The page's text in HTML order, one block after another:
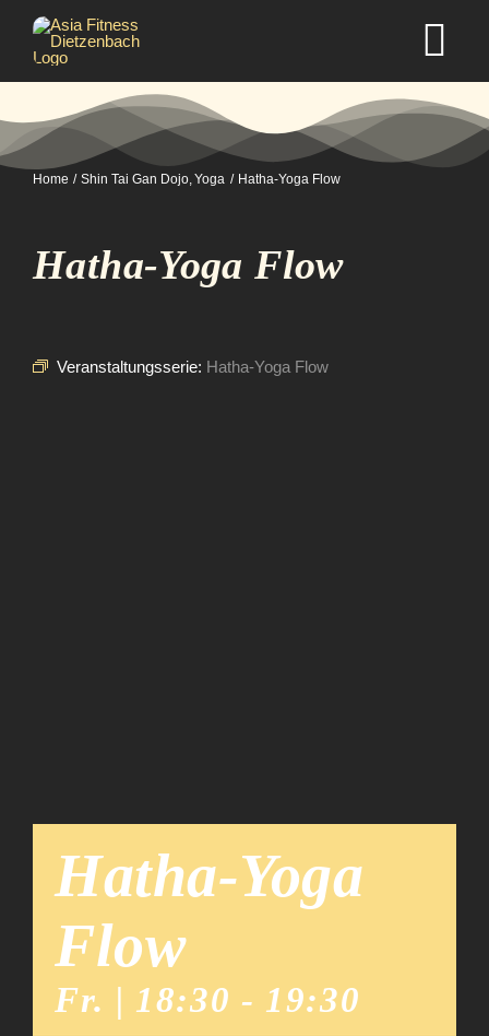
Inhalt
springen
Selbstverteidigung
Home Shin Tai Gan Dojo Yoga Hatha-Yoga Flow
Hatha-Yoga Flow
Veranstaltungsserie: Hatha-Yoga Flow
Hatha-Yoga
Flow
Fr. | 18:30 - 19:30